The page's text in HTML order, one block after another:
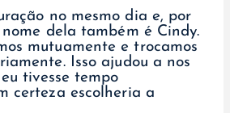
no mesmo dia e, por
dela também é Cindy.
mutuamente e trocamos
Isso ajudou a nos
tivesse tempo
certeza escolheria a